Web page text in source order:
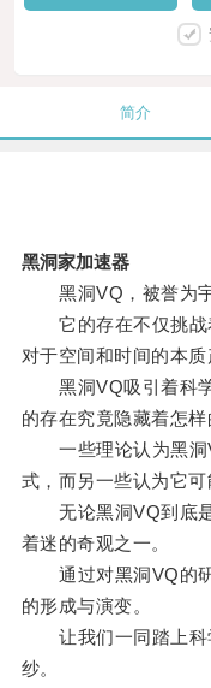
简介
黑洞家加速器
黑洞VQ，被誉为宇
它的存在不仅挑战
对于空间和时间的本质
黑洞VQ吸引着科学
的存在究竟隐藏着怎样
一些理论认为黑洞
式，而另一些认为它可
无论黑洞VQ到底是
着迷的奇观之一。
通过对黑洞VQ的研
的形成与演变。
让我们一同踏上科
纱。